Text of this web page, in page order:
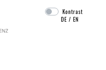
Navigation überspringen
Kontrast
DE /EN